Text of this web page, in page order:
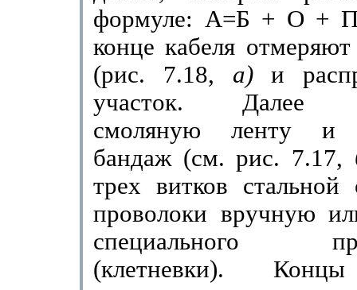
формуле: А=Б + О +
конце кабеля
(рис. 7.18, а)и
участок. Далее
смоляную ленту и
бандаж (см. рис. 7.17,
трех витков стальной
проволоки вручную
специального
(клетневки).